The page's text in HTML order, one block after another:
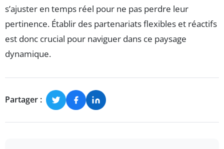
s’ajuster en temps réel pour ne pas perdre leur
pertinence. Établir des partenariats flexibles et réactifs
est donc crucial pour naviguer dans ce paysage
dynamique.
Partager :